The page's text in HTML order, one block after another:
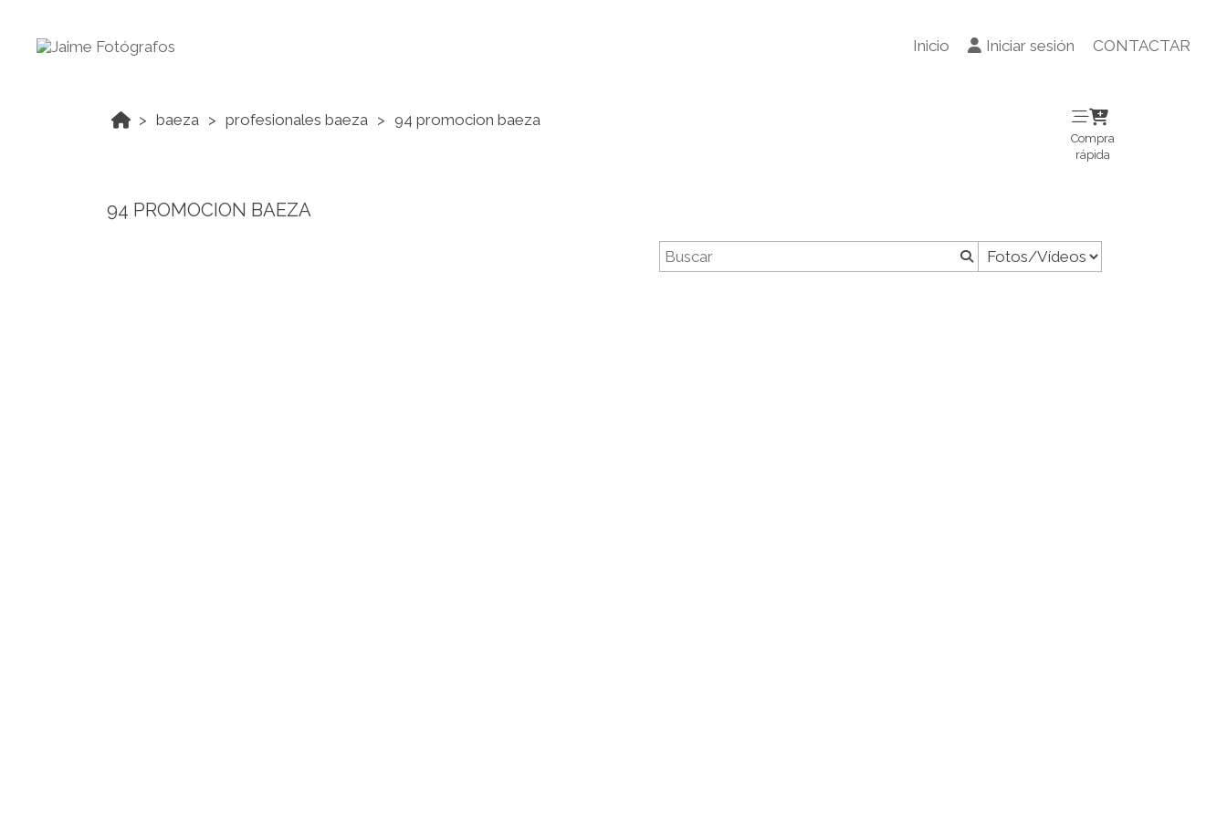
Inicio Iniciar sesión CONTACTAR
baeza profesionales baeza 94 promocion baeza
Compra
rápida
94 PROMOCION BAEZA